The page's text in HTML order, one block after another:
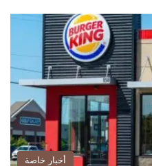
أخبار خاصة